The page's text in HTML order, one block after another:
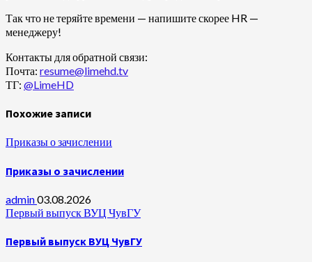
Так что не теряйте времени — напишите скорее HR —
менеджеру!
Контакты для обратной связи:
Почта: resume@limehd.tv
ТГ: @LimeHD
Похожие записи
Приказы о зачислении
Приказы о зачислении
admin03.08.2026
Первый выпуск ВУЦ ЧувГУ
Первый выпуск ВУЦ ЧувГУ